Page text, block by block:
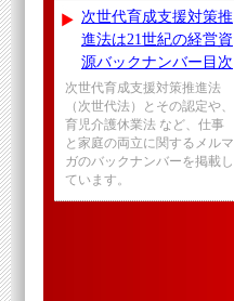
次世代育成支援対策推
進法は21世紀の経営資
源バックナンバー目次
次世代育成支援対策推進法
（次世代法）とその認定や、
育児介護休業法 など、仕事
と家庭の両立に関するメルマ
ガのバックナンバーを掲載し
ています。